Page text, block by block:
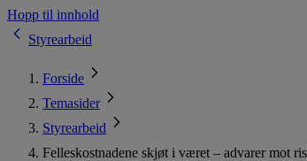
Hopp til innhold
Styrearbeid
Forside
Temasider
Styrearbeid
Felleskostnadene skjøt i været – advarer mot